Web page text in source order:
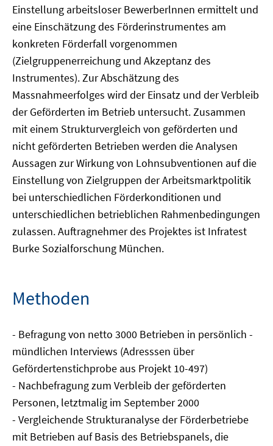
Einstellung arbeitsloser Bewerberlnnen ermittelt und
eine Einschätzung des Förderinstrumentes am
konkreten Förderfall vorgenommen
(Zielgruppenerreichung und Akzeptanz des
Instrumentes). Zur Abschätzung des
Massnahmeerfolges wird der Einsatz und der Verbleib
der Geförderten im Betrieb untersucht. Zusammen
mit einem Strukturvergleich von geförderten und
nicht geförderten Betrieben werden die Analysen
Aussagen zur Wirkung von Lohnsubventionen auf die
Einstellung von Zielgruppen der Arbeitsmarktpolitik
bei unterschiedlichen Förderkonditionen und
unterschiedlichen betrieblichen Rahmenbedingungen
zulassen. Auftragnehmer des Projektes ist Infratest
Burke Sozialforschung München.
Methoden
- Befragung von netto 3000 Betrieben in persönlich -
mündlichen Interviews (Adresssen über
Gefördertenstichprobe aus Projekt 10-497)
- Nachbefragung zum Verbleib der geförderten
Personen, letztmalig im September 2000
- Vergleichende Strukturanalyse der Förderbetriebe
mit Betrieben auf Basis des Betriebspanels, die